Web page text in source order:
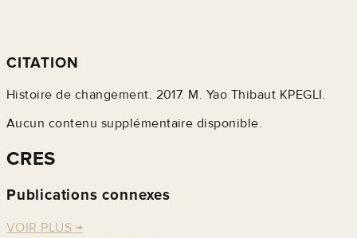
CITATION
Histoire de changement. 2017. M. Yao Thibaut KPEGLI.
Aucun contenu supplémentaire disponible.
CRES
Publications connexes
VOIR PLUS →